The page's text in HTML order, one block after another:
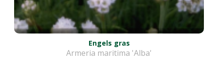
Engels gras
Armeria maritima 'Alba'